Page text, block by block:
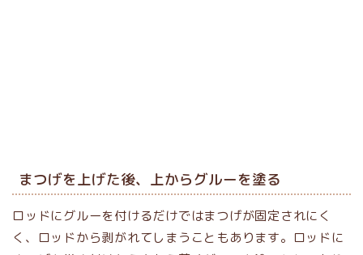
まつげを上げた後、上からグルーを塗る
ロッドにグルーを付けるだけではまつげが固定されにく
く、ロッドから剥がれてしまうこともあります。ロッドに